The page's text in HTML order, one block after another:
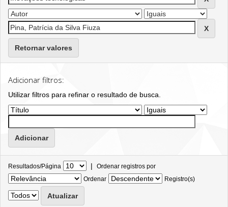
Retornar valores
Adicionar filtros:
Utilizar filtros para refinar o resultado de busca.
Resultados/Página | Ordenar registros por
Ordenar
Registro(s)